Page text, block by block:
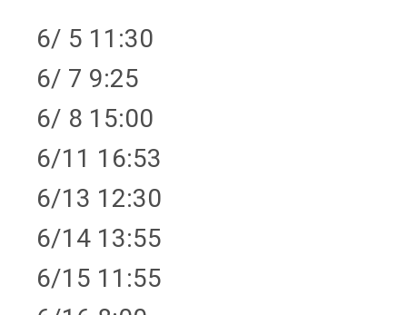
6/ 5 11:30
6/ 7 9:25
6/ 8 15:00
6/11 16:53
6/13 12:30
6/14 13:55
6/15 11:55